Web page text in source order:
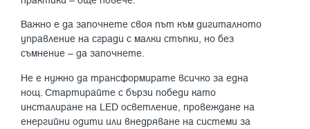
Важно е да започнете своя път към дигиталното
управление на сгради с малки стъпки, но без
съмнение – да започнете.
Не е нужно да трансформирате всичко за една
нощ. Стартирайте с бързи победи като
инсталиране на LED осветление, провеждане на
енергийни одити или внедряване на системи за